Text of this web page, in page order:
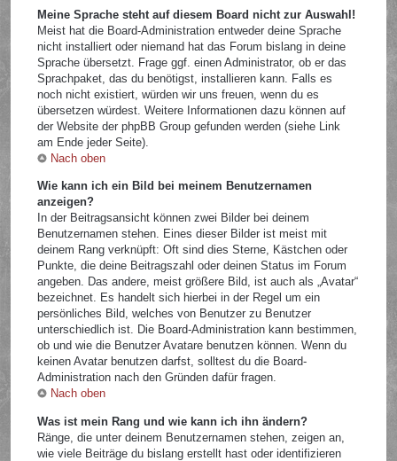
Meine Sprache steht auf diesem Board nicht zur Auswahl!
Meist hat die Board-Administration entweder deine Sprache
nicht installiert oder niemand hat das Forum bislang in deine
Sprache übersetzt. Frage ggf. einen Administrator, ob er das
Sprachpaket, das du benötigst, installieren kann. Falls es
noch nicht existiert, würden wir uns freuen, wenn du es
übersetzen würdest. Weitere Informationen dazu können auf
der Website der phpBB Group gefunden werden (siehe Link
am Ende jeder Seite).
Nach oben
Wie kann ich ein Bild bei meinem Benutzernamen
anzeigen?
In der Beitragsansicht können zwei Bilder bei deinem
Benutzernamen stehen. Eines dieser Bilder ist meist mit
deinem Rang verknüpft: Oft sind dies Sterne, Kästchen oder
Punkte, die deine Beitragszahl oder deinen Status im Forum
angeben. Das andere, meist größere Bild, ist auch als „Avatar“
bezeichnet. Es handelt sich hierbei in der Regel um ein
persönliches Bild, welches von Benutzer zu Benutzer
unterschiedlich ist. Die Board-Administration kann bestimmen,
ob und wie die Benutzer Avatare benutzen können. Wenn du
keinen Avatar benutzen darfst, solltest du die Board-
Administration nach den Gründen dafür fragen.
Nach oben
Was ist mein Rang und wie kann ich ihn ändern?
Ränge, die unter deinem Benutzernamen stehen, zeigen an,
wie viele Beiträge du bislang erstellt hast oder identifizieren